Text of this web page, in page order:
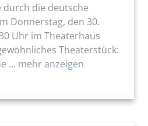
durch die deutsche
Donnerstag, den 30.
Uhr im Theaterhaus
Theaterstück:
... mehr anzeigen